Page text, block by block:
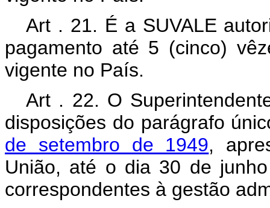
Art . 21. É a SUVALE
pagamento até 5 (cinco)
vigente no País.
Art . 22. O
disposições do parágrafo
de setembro de 1949,
União, até o dia 30 de
correspondentes à gestão